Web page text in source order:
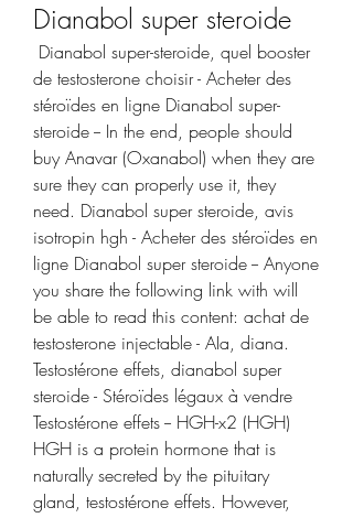
Dianabol super steroide
de testosterone choisir - Acheter des
stéroïdes en ligne Dianabol super-
steroide -- In the end, people should
buy Anavar (Oxanabol) when they are
sure they can properly use it, they
need. Dianabol super steroide, avis
isotropin hgh - Acheter des stéroïdes en
ligne Dianabol super steroide -- Anyone
you share the following link with will
be able to read this content: achat de
testosterone injectable - AIa, diana.
Testostérone effets, dianabol super
steroide - Stéroïdes légaux à vendre
Testostérone effets -- HGH-x2 (HGH)
HGH is a protein hormone that is
naturally secreted by the pituitary
gland, testostérone effets. However,